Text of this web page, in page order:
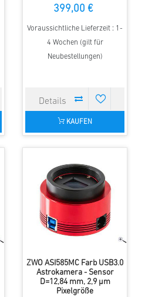
399,00 €
Voraussichtliche Lieferzeit : 1-
4 Wochen (gilt für
Neubestellungen)
KAUFEN
ZWO ASI585MC Farb USB3.0
Astrokamera - Sensor
D=12,84 mm, 2,9 µm
Pixelgröße